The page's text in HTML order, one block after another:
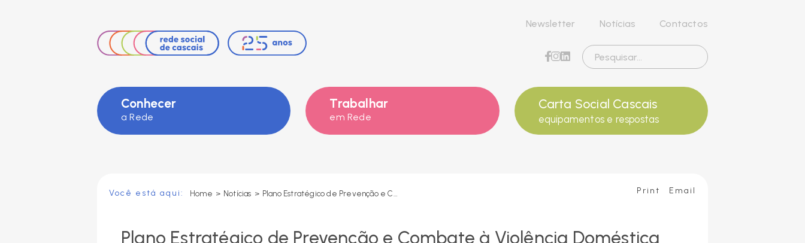
Newsletter Notícias Contactos
Conhecer
a Rede
Trabalhar
em Rede
Carta Social Cascais
equipamentos e respostas
Você está aqui: Home > Notícias > Plano Estratégico de Prevenção e Combate à Violência Doméstica em Cascais 2026-2028 | Fase de Participação Pública Print Email
Plano Estratégico de Prevenção e Combate à Violência Doméstica